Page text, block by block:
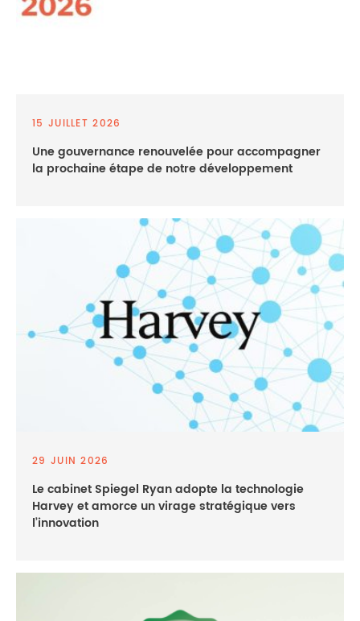
15 JUILLET 2026
Une gouvernance renouvelée pour accompagner
la prochaine étape de notre développement
29 JUIN 2026
Le cabinet Spiegel Ryan adopte la technologie
Harvey et amorce un virage stratégique vers
l’innovation